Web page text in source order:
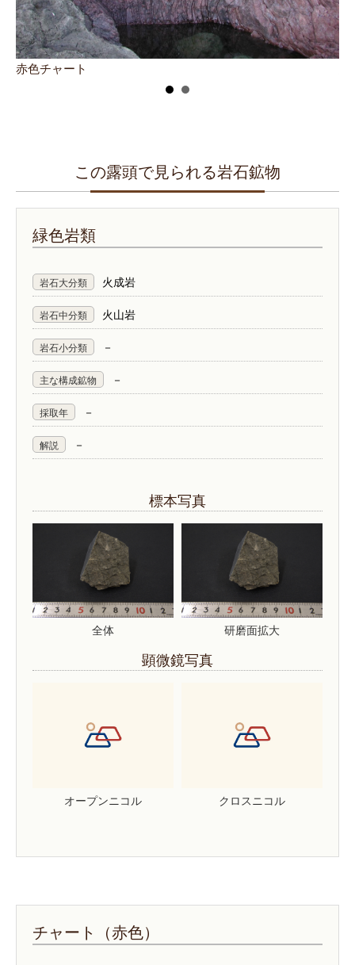
赤色チャート
この露頭で見られる岩石鉱物
緑色岩類
岩石大分類 火成岩
岩石中分類 火山岩
岩石小分類 －
主な構成鉱物 －
採取年 －
解説 －
標本写真
全体 研磨面拡大
顕微鏡写真
オープンニコル クロスニコル
チャート（赤色）